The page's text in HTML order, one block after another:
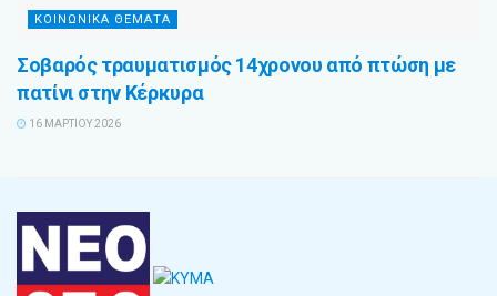
ΚΟΙΝΩΝΙΚΑ ΘΕΜΑΤΑ
Σοβαρός τραυματισμός 14χρονου από πτώση με
πατίνι στην Κέρκυρα
16 ΜΑΡΤΊΟΥ 2026